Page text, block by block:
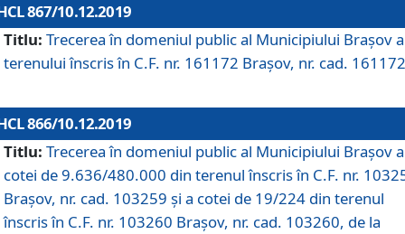
867/10.12.2019
Titlu: Trecerea în domeniul public al Municipiului Braşov a
terenului înscris în C.F. nr. 161172 Brașov, nr. cad.
866/10.12.2019
Titlu: Trecerea în domeniul public al Municipiului Braşov a
cotei de 9.636/480.000 din terenul înscris în C.F. nr.
Brașov, nr. cad. 103259 și a cotei de 19/224 din terenul
înscris în C.F. nr. 103260 Brașov, nr. cad. 103260, de la